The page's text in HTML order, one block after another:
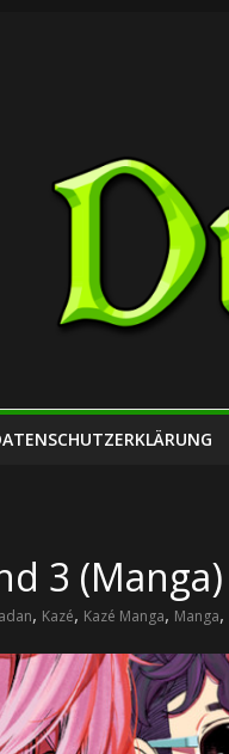
3 (Manga)
, Kazé, Kazé Manga, Manga,